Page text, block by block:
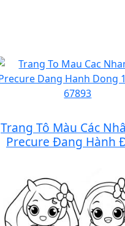
Trang Tô Màu Các
Precure Đang Hành